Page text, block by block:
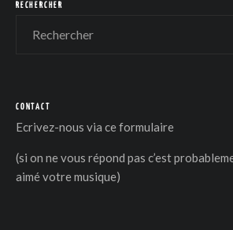
RECHERCHER
CONTACT
Ecrivez-nous via ce formulaire
(si on ne vous répond pas c’est
aimé votre musique)